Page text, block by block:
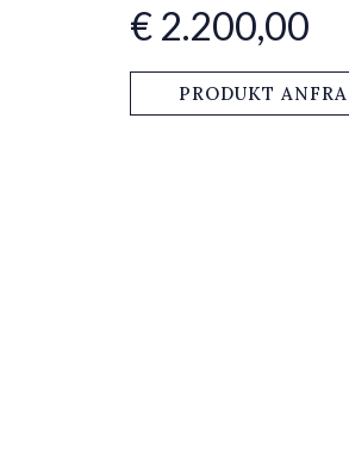
€ 2.200,00
PRODUKT